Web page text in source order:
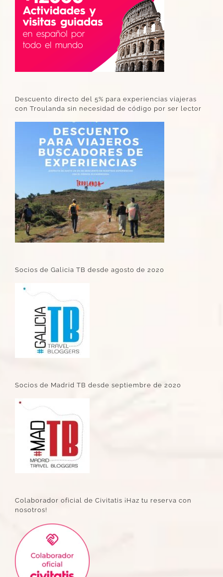
Descuento directo del 5% para experiencias viajeras
con Troulanda sin necesidad de código por ser lector
Socios de Galicia TB desde agosto de 2020
Socios de Madrid TB desde septiembre de 2020
Colaborador oficial de Civitatis ¡Haz tu reserva con
nosotros!